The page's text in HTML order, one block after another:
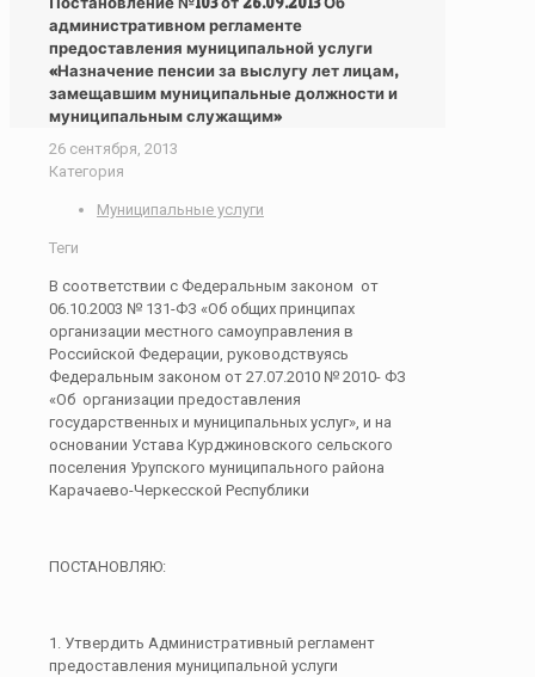
административном регламенте
предоставления муниципальной услуги
«Назначение пенсии за выслугу лет лицам,
замещавшим муниципальные должности и
муниципальным служащим»
26 сентября, 2013
Категория
Муниципальные услуги
Теги
В соответствии с Федеральным законом от
06.10.2003 № 131-ФЗ «Об общих принципах
организации местного самоуправления в
Российской Федерации, руководствуясь
Федеральным законом от 27.07.2010 № 2010- ФЗ
«Об организации предоставления
государственных и муниципальных услуг», и на
основании Устава Курджиновского сельского
поселения Урупского муниципального района
Карачаево-Черкесской Республики
ПОСТАНОВЛЯЮ:
1. Утвердить Административный регламент
предоставления муниципальной услуги